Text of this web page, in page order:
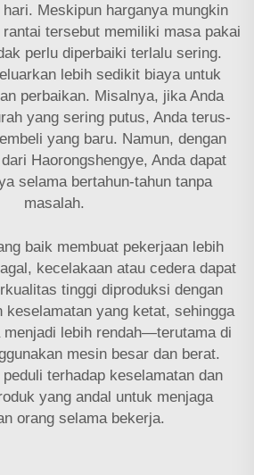
Meskipun harganya mungkin
tersebut memiliki masa pakai
perlu diperbaiki terlalu sering.
lebih sedikit biaya untuk
perbaikan. Misalnya, jika Anda
yang sering putus, Anda terus-
yang baru. Namun, dengan
Haorongshengye, Anda dapat
selama bertahun-tahun tanpa
masalah.
baik membuat pekerjaan lebih
kecelakaan atau cedera dapat
tinggi diproduksi dengan
keselamatan yang ketat, sehingga
lebih rendah—terutama di
mesin besar dan berat.
terhadap keselamatan dan
yang andal untuk menjaga
orang selama bekerja.